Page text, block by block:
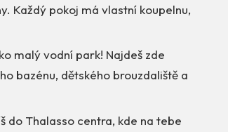
Každý pokoj má vlastní koupelnu,
malý vodní park! Najdeš zde
bazénu, dětského brouzdaliště a
do Thalasso centra, kde na tebe